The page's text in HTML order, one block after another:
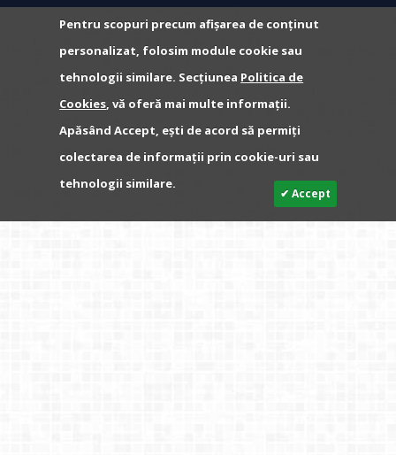
Pentru scopuri precum afișarea de conținut
personalizat, folosim module cookie sau
tehnologii similare. Secțiunea Politica de
Cookies, vă oferă mai multe informații.
Apăsând Accept, ești de acord să permiți
colectarea de informații prin cookie-uri sau
tehnologii similare.
✔ Accept